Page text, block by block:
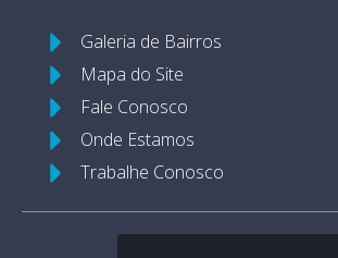
Galeria de Bairros
Mapa do Site
Fale Conosco
Onde Estamos
Trabalhe Conosco